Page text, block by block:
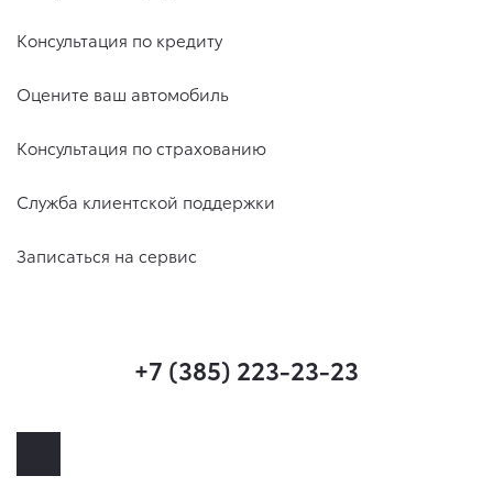
Консультация по кредиту
Оцените ваш автомобиль
Консультация по страхованию
Служба клиентской поддержки
Записаться на сервис
+7 (385) 223-23-23